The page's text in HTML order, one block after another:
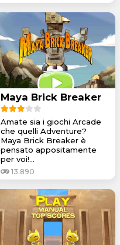
Maya Brick Breaker
Amate sia i giochi Arcade
che quelli Adventure?
Maya Brick Breaker è
pensato appositamente
per voi!...
13.890